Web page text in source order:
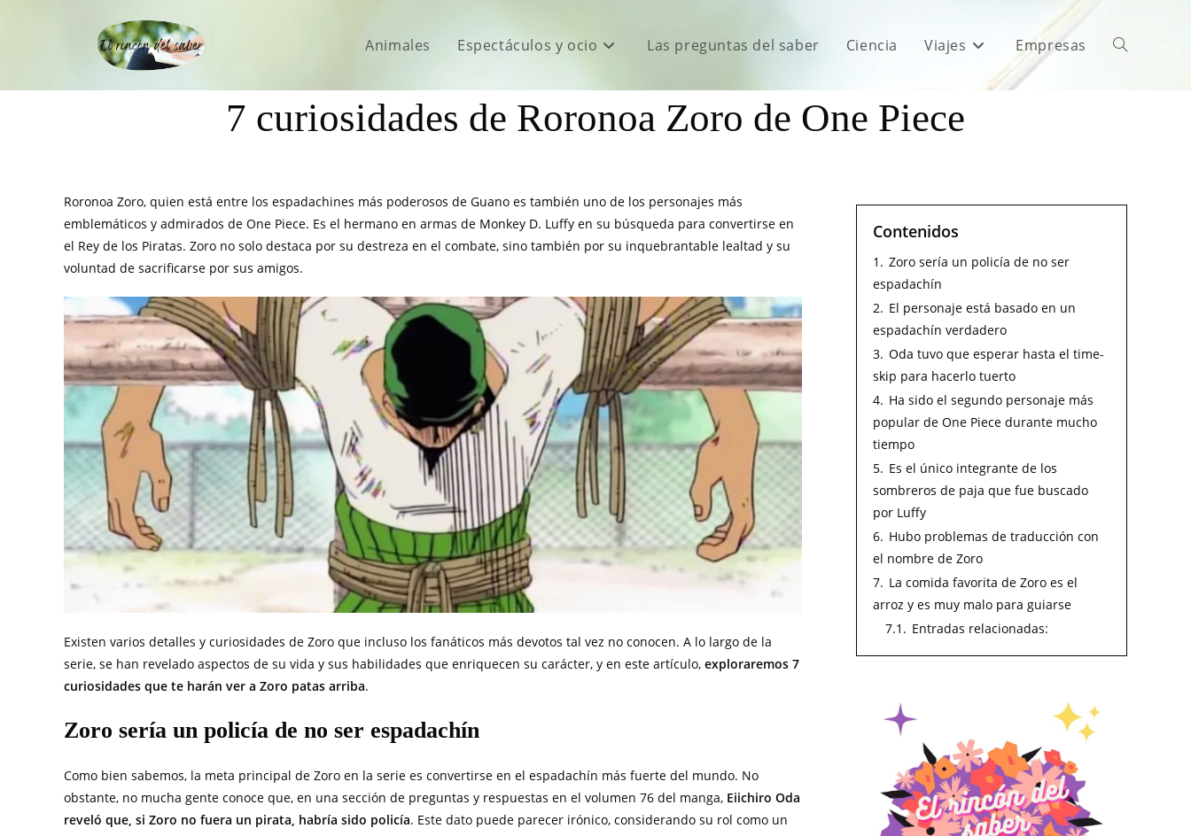
Animales Espectáculos y ocio Las preguntas del saber Ciencia Viajes Empresas
7 curiosidades de Roronoa Zoro de One Piece
Roronoa Zoro, quien está entre los espadachines más poderosos de Guano es también uno de los personajes más
emblemáticos y admirados de One Piece. Es el hermano en armas de Monkey D. Luffy en su búsqueda para convertirse en
el Rey de los Piratas. Zoro no solo destaca por su destreza en el combate, sino también por su inquebrantable lealtad y su
voluntad de sacrificarse por sus amigos.
Existen varios detalles y curiosidades de Zoro que incluso los fanáticos más devotos tal vez no conocen. A lo largo de la
serie, se han revelado aspectos de su vida y sus habilidades que enriquecen su carácter, y en este artículo, exploraremos 7
curiosidades que te harán ver a Zoro patas arriba.
Zoro sería un policía de no ser espadachín
Como bien sabemos, la meta principal de Zoro en la serie es convertirse en el espadachín más fuerte del mundo. No
obstante, no mucha gente conoce que, en una sección de preguntas y respuestas en el volumen 76 del manga, Eiichiro Oda
reveló que, si Zoro no fuera un pirata, habría sido policía. Este dato puede parecer irónico, considerando su rol como un
Contenidos
1. Zoro sería un policía de no ser
espadachín
2. El personaje está basado en un
espadachín verdadero
3. Oda tuvo que esperar hasta el time-
skip para hacerlo tuerto
4. Ha sido el segundo personaje más
popular de One Piece durante mucho
tiempo
5. Es el único integrante de los
sombreros de paja que fue buscado
por Luffy
6. Hubo problemas de traducción con
el nombre de Zoro
7. La comida favorita de Zoro es el
arroz y es muy malo para guiarse
7.1. Entradas relacionadas: